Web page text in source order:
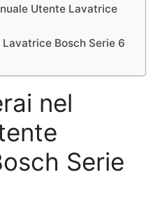
Utente Lavatrice
Bosch Serie 6
nel
Serie